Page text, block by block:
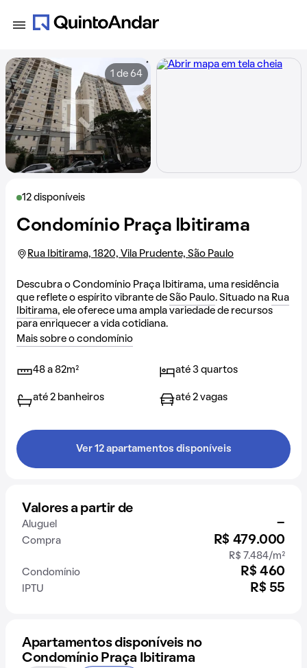
12 disponíveis
Condomínio Praça Ibitirama
Rua Ibitirama, 1820, Vila Prudente, São Paulo
Descubra o Condomínio Praça Ibitirama, uma residência
que reflete o espírito vibrante de São Paulo. Situado na Rua
Ibitirama, ele oferece uma ampla variedade de recursos
para enriquecer a vida cotidiana.
Mais sobre o condomínio
48 a 82m² até 3 quartos
até 2 banheiros até 2 vagas
Ver 12 apartamentos disponíveis
Valores a partir de
Aluguel -
Compra R$ 479.000
R$ 7.484/m²
Condomínio
R$ 460
IPTU R$ 55
1 de 64
Apartamentos disponíveis no
Condomínio Praça Ibitirama